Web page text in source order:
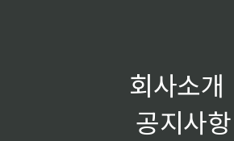
회사소개
공지사항